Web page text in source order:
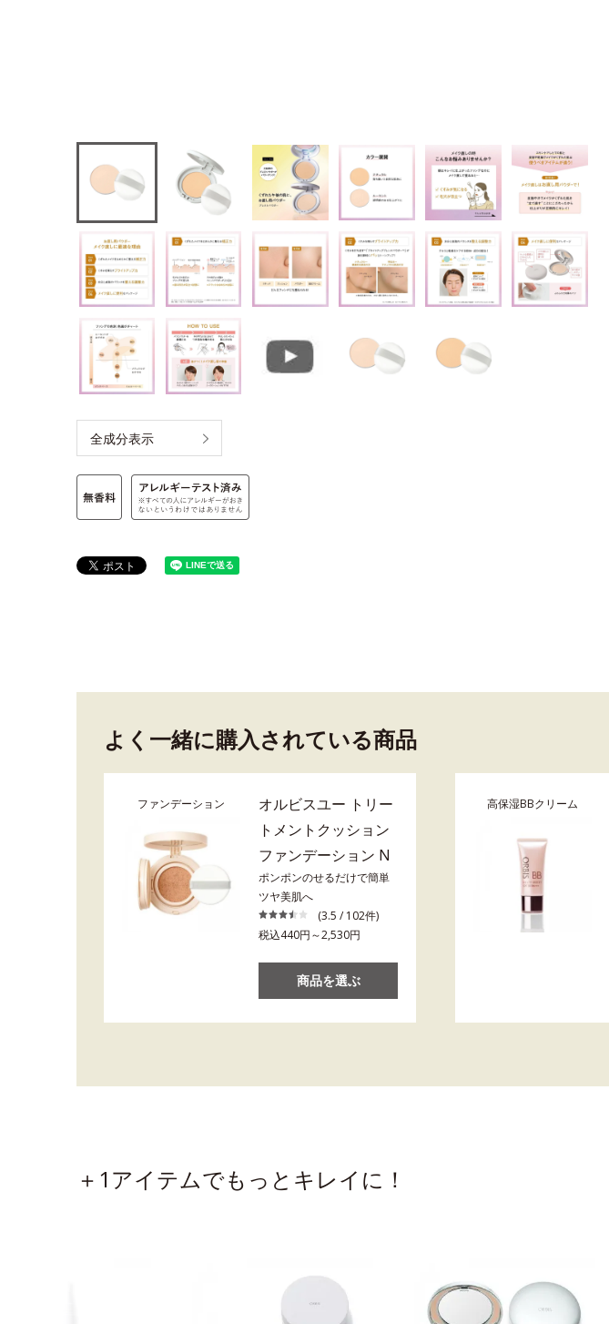
全成分表示
よく一緒に購入されている商品
ファンデーション
オルビスユー トリー
トメントクッション
ファンデーション N
ポンポンのせるだけで簡単
ツヤ美肌へ
(3.5 / 102件)
税込440円～2,530円
商品を選ぶ
高保湿BBクリーム
＋1アイテムでもっとキレイに！